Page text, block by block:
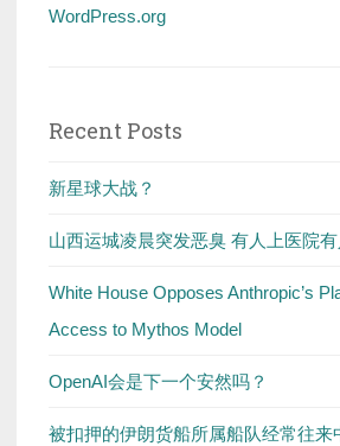
WordPress.org
Recent Posts
新星球大战？
山西运城凌晨突发恶臭 有人上医院
White House Opposes Anthropic’s
Access to Mythos Model
OpenAI会是下一个安然吗？
被扣押的伊朗货船所属船队经常往来